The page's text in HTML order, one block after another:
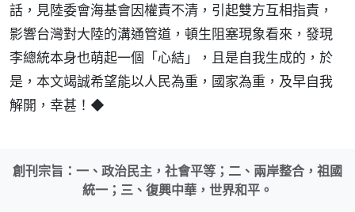
話，見陸委會海基會因權責不清，引起雙方互相指責，
影響台灣對大陸的溝通管道，頓生阻塞現象看來，發現
李總統本身也萌起一個「心結」，且是自我生成的，於
是，本文竭誠希望能以人民為重，國家為重，及早自我
解開，幸甚！◆
創刊宗旨：一、政治民主，社會平等；二、兩岸整合，祖國
統一；三、復興中華，世界和平。